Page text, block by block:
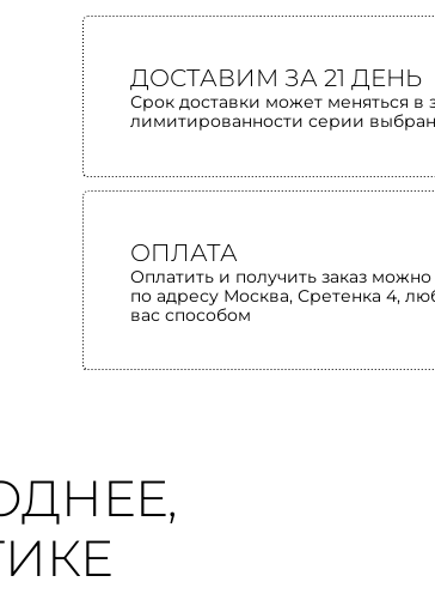
ДОСТАВИМ ЗА 21 ДЕНЬ
Срок доставки может меняться в
лимитированности серии
ОПЛАТА
Оплатить и получить заказ
по адресу Москва, Сретенка 4,
вас способом